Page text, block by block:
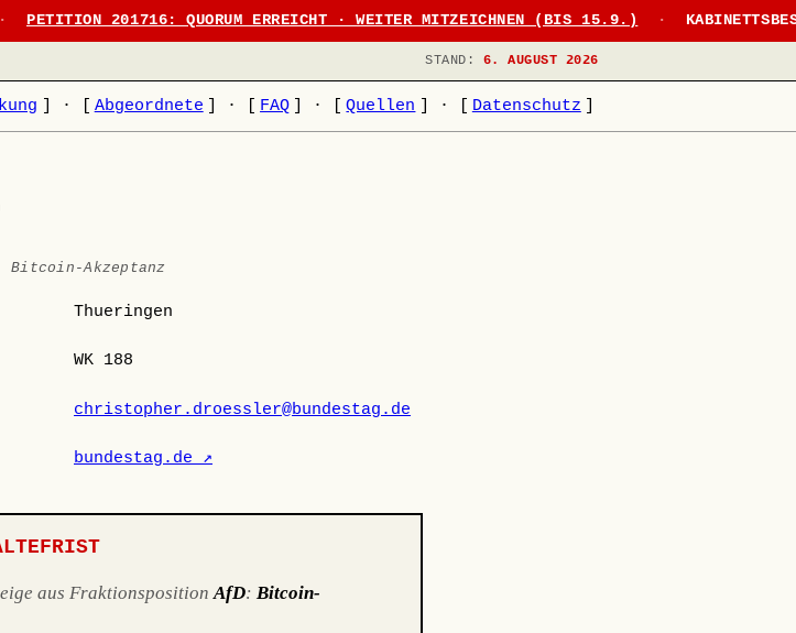
· PETITION 201716: QUORUM ERREICHT · WEITER MITZEICHNEN (BIS 15.9.) ·
STAND: 6. AUGUST 2026
· Abgeordnete · FAQ · Quellen · Datenschutz
Bitcoin-Akzeptanz
Thueringen
WK 188
christopher.droessler@bundestag.de
bundestag.de ↗
aus FraktionspositionAfD:Bitcoin-